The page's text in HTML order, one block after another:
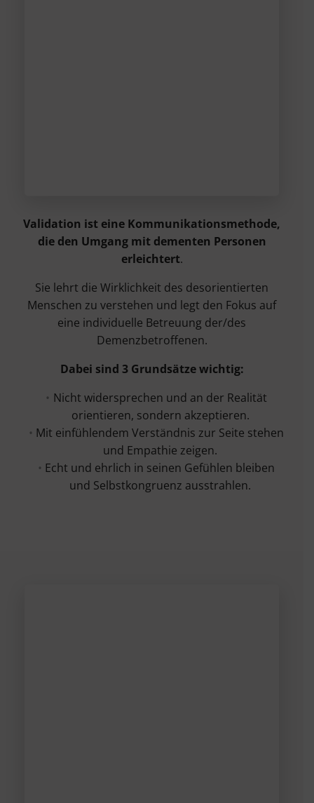
Validation ist eine Kommunikationsmethode,
die den Umgang mit dementen Personen
erleichtert.
Sie lehrt die Wirklichkeit des desorientierten
Menschen zu verstehen und legt den Fokus auf
eine individuelle Betreuung der/des
Demenzbetroffenen.
Dabei sind 3 Grundsätze wichtig:
Nicht widersprechen und an der Realität
orientieren, sondern akzeptieren.
Mit einfühlendem Verständnis zur Seite stehen
und Empathie zeigen.
Echt und ehrlich in seinen Gefühlen bleiben
und Selbstkongruenz ausstrahlen.